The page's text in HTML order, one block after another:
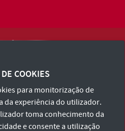
e Política de Privacidade
de Acessibilidade
COOKIES
para monitorização de
da experiência do utilizador.
toma conhecimento da
e consente a utilização